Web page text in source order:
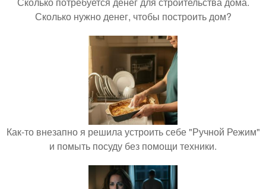
Сколько нужно денег, чтобы построить дом?
Как-то внезапно я решила устроить себе "Ручной Режим"
и помыть посуду без помощи техники.